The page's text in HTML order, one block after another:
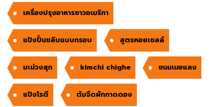
เครื่องปรุงอาหารชาวอเมริกา
แป้งปั้นขลิบแบบกรอบ สูตรหอยเชลล์
มะม่วงสุก kimchi chighe ขนมเมอแลง
แป้งโรตี ต้มจืดผักกาดดอง